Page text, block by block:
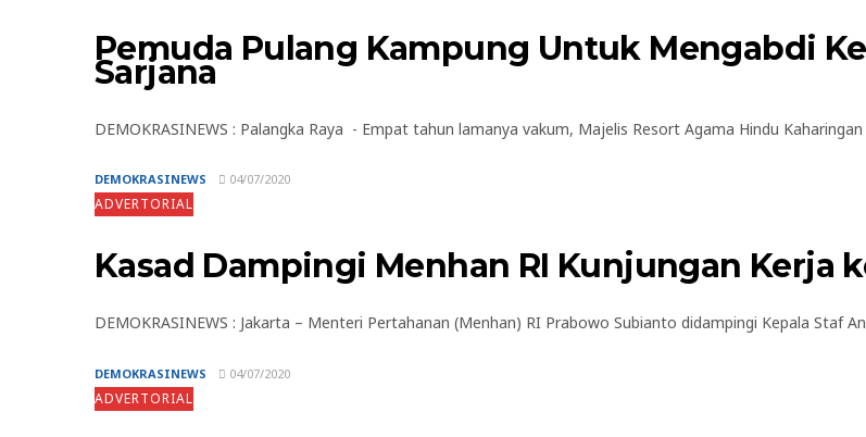
Pemuda Pulang Kampung Untuk Mengabdi
Sarjana
DEMOKRASINEWS : Palangka Raya - Empat tahun lamanya vakum, Majelis Resort Agama Hindu
DEMOKRASINEWS 04/07/2020
ADVERTORIAL
Kasad Dampingi Menhan RI Kunjungan Kerja
DEMOKRASINEWS : Jakarta – Menteri Pertahanan (Menhan) RI Prabowo Subianto didampingi Kepala Staf
DEMOKRASINEWS 04/07/2020
ADVERTORIAL